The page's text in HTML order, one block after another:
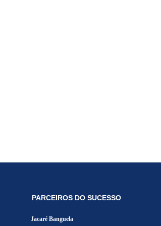
PARCEIROS DO SUCESSO
Jacaré Banguela